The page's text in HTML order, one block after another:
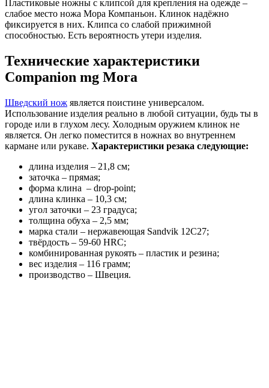
Пластиковые ножны с клипсой для крепления на одежде –
слабое место ножа Мора Компаньон. Клинок надёжно
фиксируется в них. Клипса со слабой прижимной
способностью. Есть вероятность утери изделия.
Технические характеристики
Companion mg Mora
Шведский нож является поистине универсалом.
Использование изделия реально в любой ситуации, будь ты в
городе или в глухом лесу. Холодным оружием клинок не
является. Он легко поместится в ножнах во внутреннем
кармане или рукаве. Характеристики резака следующие:
длина изделия – 21,8 см;
заточка – прямая;
форма клина – drop-point;
длина клинка – 10,3 см;
угол заточки – 23 градуса;
толщина обуха – 2,5 мм;
марка стали – нержавеющая Sandvik 12C27;
твёрдость – 59-60 HRC;
комбинированная рукоять – пластик и резина;
вес изделия – 116 грамм;
производство – Швеция.